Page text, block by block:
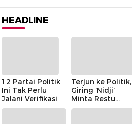
HEADLINE
12 Partai Politik
Ini Tak Perlu
Jalani Verifikasi
Terjun ke Politik,
Giring ‘Nidji’
Minta Restu
Keluarga